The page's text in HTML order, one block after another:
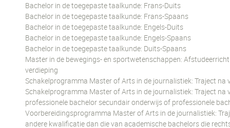
Bachelor in de toegepaste taalkunde: Frans-Duits
Bachelor in de toegepaste taalkunde: Frans-Spaans
Bachelor in de toegepaste taalkunde: Engels-Duits
Bachelor in de toegepaste taalkunde: Engels-Spaans
Bachelor in de toegepaste taalkunde: Duits-Spaans
Master in de bewegings- en sportwetenschappen:
verdieping
Schakelprogramma Master of Arts in de journalistiek: Traject
Schakelprogramma Master of Arts in de journalistiek: Traject
professionele bachelor secundair onderwijs of professionele
Voorbereidingsprogramma Master of Arts in de journalistiek:
andere kwalificatie dan die van academische bachelors die